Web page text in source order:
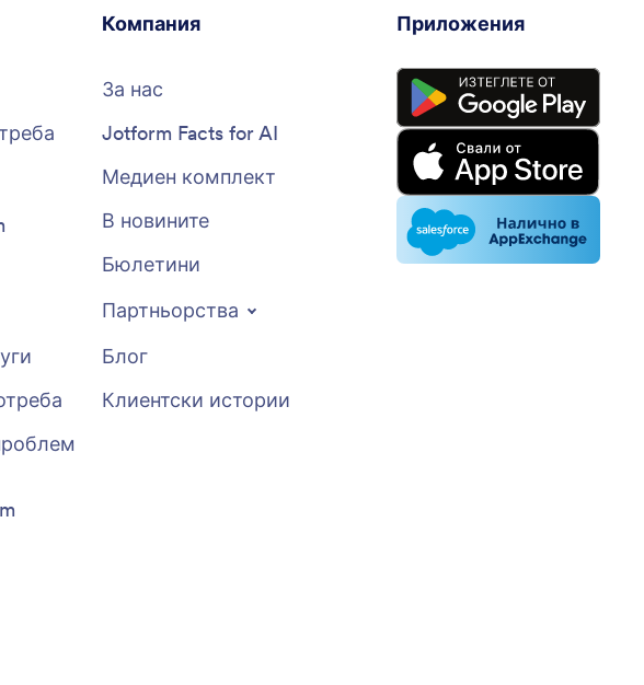
Компания
За нас
Jotform Facts for AI
Медиен комплект
В новините
Бюлетини
Партньорства
Блог
Клиентски истории
Приложения